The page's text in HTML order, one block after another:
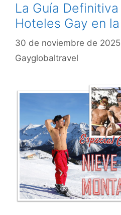
La Guía
Hoteles Gay en
30 de noviembre de 2025
Gayglobaltravel